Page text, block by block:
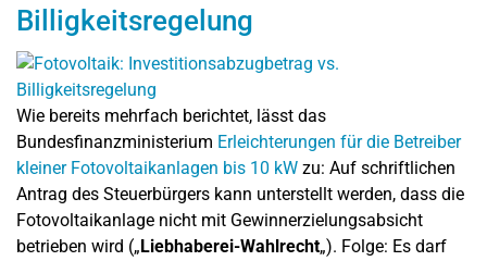
Billigkeitsregelung
Wie bereits mehrfach berichtet, lässt das
Bundesfinanzministerium Erleichterungen für die Betreiber
kleiner Fotovoltaikanlagen bis 10 kW zu: Auf schriftlichen
Antrag des Steuerbürgers kann unterstellt werden, dass die
Fotovoltaikanlage nicht mit Gewinnerzielungsabsicht
betrieben wird („Liebhaberei-Wahlrecht„). Folge: Es darf